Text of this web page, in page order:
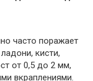
часто поражает
кисти,
от 0,5 до 2 мм,
вкраплениями.